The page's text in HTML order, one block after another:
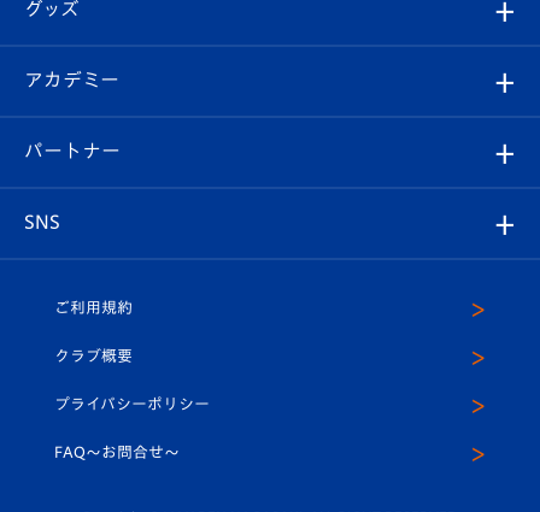
チケット
イベント
メディア
ホームタウン
スタッフプロフィール
マスコット紹介
平和祈念活動
Revive Team
ヴィヴィくんの長崎おもてなしガイド
フォトギャラリー
スタジアムグルメ
V-LOVERS（ファンクラブ）
プレイヤーズスイート
グッズ
オンラインショップ
店舗情報
アカデミー
育成からのお知らせ
U-18
スクール
パートナー
SNS
ヴィヴィくんインスタグラム
公式LINE＠
ご利用規約
クラブ概要
プライバシーポリシー
FAQ〜お問合せ〜